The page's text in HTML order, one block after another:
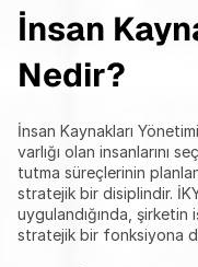
İnsan
Nedir?
İnsan Kaynakları
varlığı olan insanlarını
tutma süreçlerinin
stratejik bir disiplindir.
uygulandığında,
stratejik bir fonksiyona